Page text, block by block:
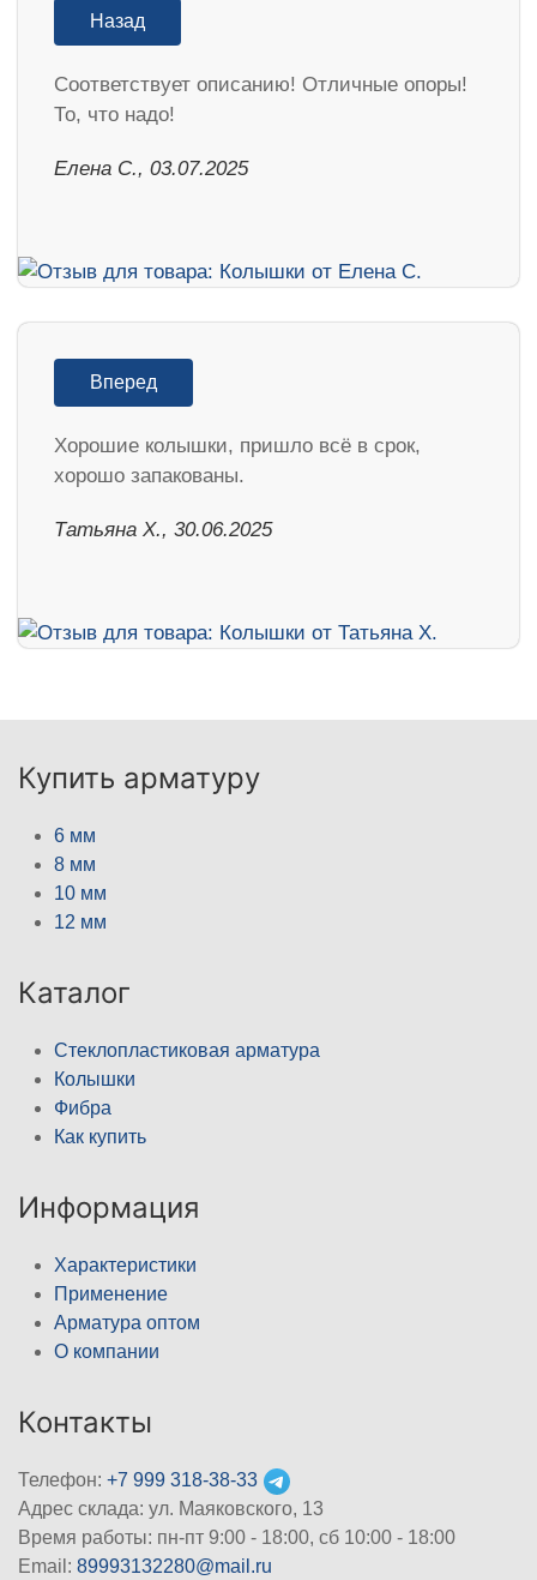
Назад
Соответствует описанию! Отличные опоры!
То, что надо!
Елена С., 03.07.2025
Вперед
Хорошие колышки, пришло всё в срок,
хорошо запакованы.
Татьяна Х., 30.06.2025
Купить арматуру
6 мм
8 мм
10 мм
12 мм
Каталог
Стеклопластиковая арматура
Колышки
Фибра
Как купить
Информация
Характеристики
Применение
Арматура оптом
О компании
Контакты
Телефон: +7 999 318-38-33
Адрес склада: ул. Маяковского, 13
Время работы: пн-пт 9:00 - 18:00, сб 10:00 - 18:00
Email: 89993132280@mail.ru